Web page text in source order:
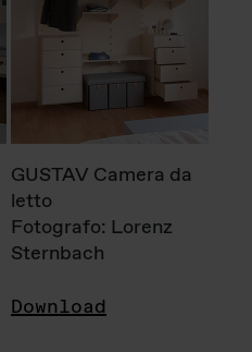
GUSTAV Camera da
letto
Fotografo: Lorenz
Sternbach
Download